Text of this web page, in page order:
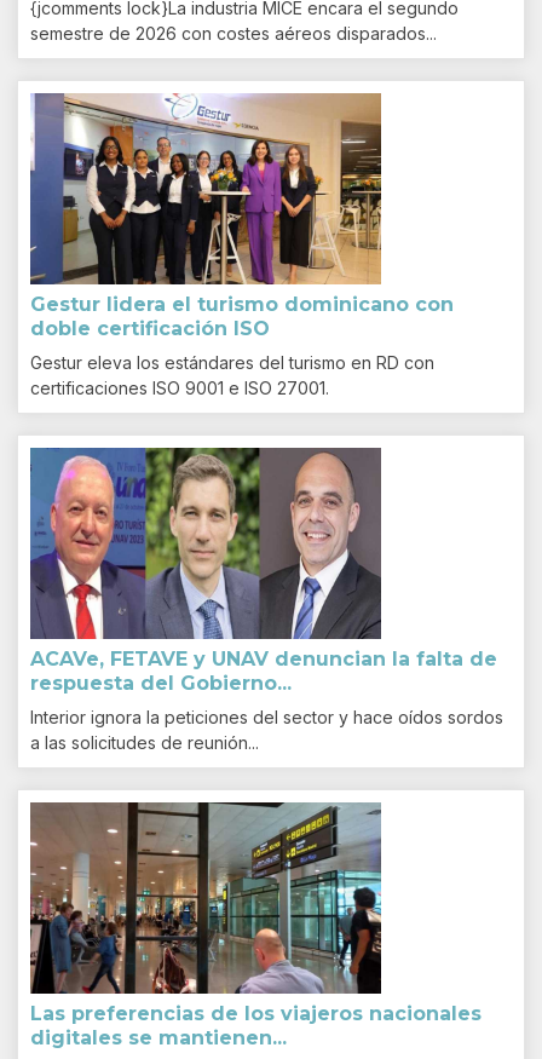
{jcomments lock}La industria MICE encara el segundo
semestre de 2026 con costes aéreos disparados...
Gestur lidera el turismo dominicano con
doble certificación ISO
Gestur eleva los estándares del turismo en RD con
certificaciones ISO 9001 e ISO 27001.
ACAVe, FETAVE y UNAV denuncian la falta de
respuesta del Gobierno...
Interior ignora la peticiones del sector y hace oídos sordos
a las solicitudes de reunión...
Las preferencias de los viajeros nacionales
digitales se mantienen...